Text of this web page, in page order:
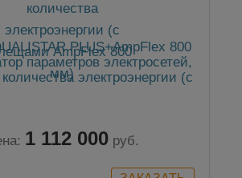
PLUS+AmpFlex 800
параметров электросетей,
электроэнергии (с
1 112 000 руб.